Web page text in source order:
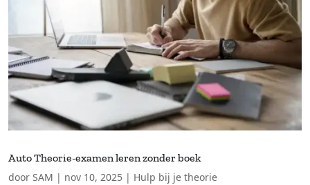
Auto Theorie-examen leren zonder boek
door SAM | nov 10, 2025 | Hulp bij je theorie